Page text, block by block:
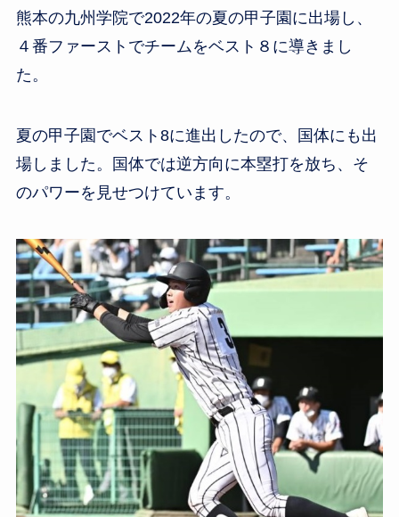
熊本の九州学院で2022年の夏の甲子園に出場し、
４番ファーストでチームをベスト８に導きまし
た。
夏の甲子園でベスト8に進出したので、国体にも出
場しました。国体では逆方向に本塁打を放ち、そ
のパワーを見せつけています。